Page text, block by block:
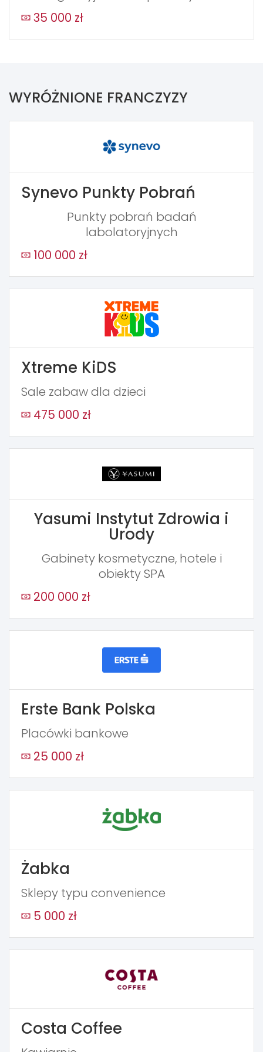
35 000 zł
WYRÓŻNIONE FRANCZYZY
Synevo Punkty Pobrań
Punkty pobrań badań
labolatoryjnych
100 000 zł
Xtreme KiDS
Sale zabaw dla dzieci
475 000 zł
Yasumi Instytut Zdrowia i
Urody
Gabinety kosmetyczne, hotele i
obiekty SPA
200 000 zł
Erste Bank Polska
Placówki bankowe
25 000 zł
Żabka
Sklepy typu convenience
5 000 zł
Costa Coffee